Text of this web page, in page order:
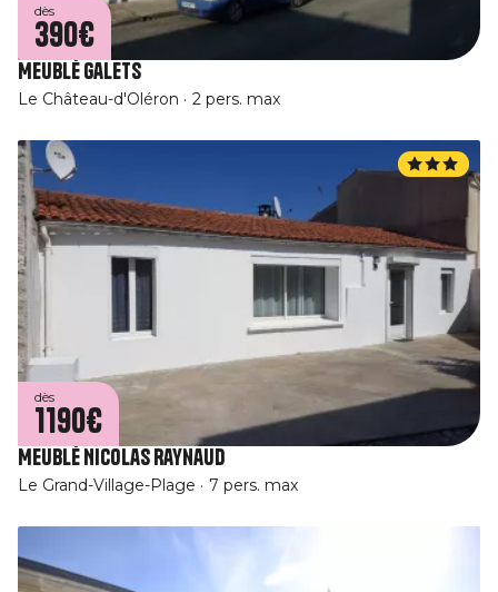
dès
390€
Meublé Galets
Le Château-d'Oléron 2 pers. max
dès
1190€
Meublé Nicolas Raynaud
Le Grand-Village-Plage 7 pers. max